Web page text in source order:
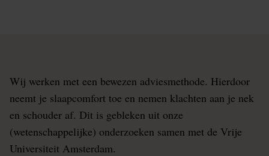
Wij werken met een bewezen adviesmethode. Hierdoor
neemt je slaapcomfort toe en nemen klachten aan je nek
en schouder af. Dit is gebleken uit onze
(wetenschappelijke) onderzoeken samen met de Vrije
Universiteit Amsterdam.